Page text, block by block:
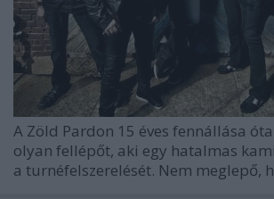
A Zöld Pardon 15 éves fennállása
olyan fellépőt, aki egy hatalmas
a turnéfelszerelését. Nem meglepő,